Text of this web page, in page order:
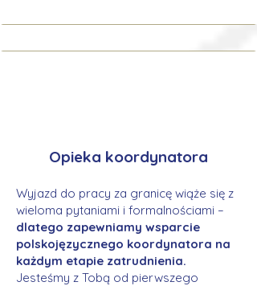
Opieka koordynatora
Wyjazd do pracy za granicę wiąże się z
wieloma pytaniami i formalnościami –
dlatego zapewniamy wsparcie
polskojęzycznego koordynatora na
każdym etapie zatrudnienia.
Jesteśmy z Tobą od pierwszego